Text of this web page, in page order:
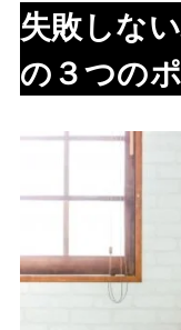
失敗しな
の３つの